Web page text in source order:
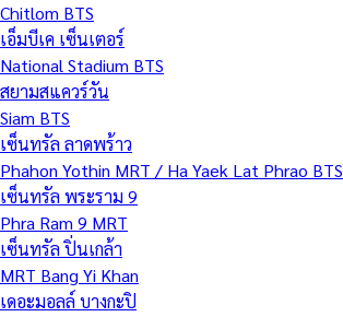
Chitlom BTS
เอ็มบีเค เซ็นเตอร์
National Stadium BTS
สยามสแควร์วัน
Siam BTS
เซ็นทรัล ลาดพร้าว
Phahon Yothin MRT / Ha Yaek Lat Phrao BTS
เซ็นทรัล พระราม 9
Phra Ram 9 MRT
เซ็นทรัล ปิ่นเกล้า
MRT Bang Yi Khan
เดอะมอลล์ บางกะปิ